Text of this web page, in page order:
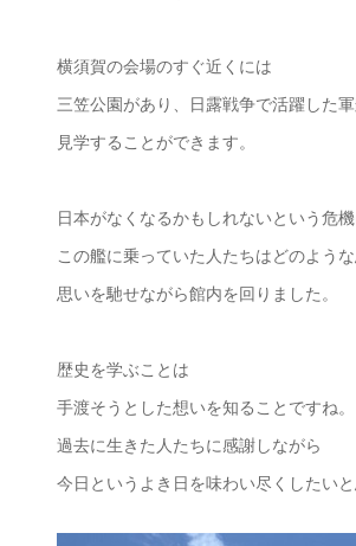
横須賀の会場のすぐ近くには
三笠公園があり、日露戦争で活躍した
見学することができます。
日本がなくなるかもしれないという危
この艦に乗っていた人たちはどのよう
思いを馳せながら館内を回りました。
歴史を学ぶことは
手渡そうとした想いを知ることですね。
過去に生きた人たちに感謝しながら
今日というよき日を味わい尽くしたいと